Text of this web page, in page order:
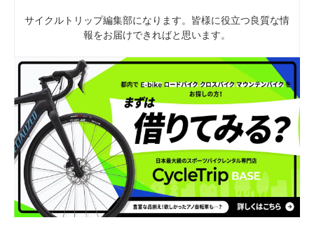
サイクルトリップ編集部になります。皆様に役立つ良質な情
報をお届けできればと思います。